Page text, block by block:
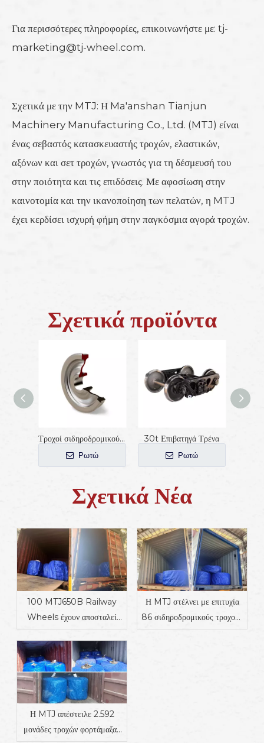
Για περισσότερες πληροφορίες, επικοινωνήστε με: tj-
marketing@tj-wheel.com.
Σχετικά με την MTJ: Η Ma'anshan Tianjun
Machinery Manufacturing Co., Ltd. (MTJ) είναι
ένας σεβαστός κατασκευαστής τροχών, ελαστικών,
αξόνων και σετ τροχών, γνωστός για τη δέσμευσή του
στην ποιότητα και τις επιδόσεις. Με αφοσίωση στην
καινοτομία και την ικανοποίηση των πελατών, η MTJ
έχει κερδίσει ισχυρή φήμη στην παγκόσμια αγορά τροχών.
Σχετικά προϊόντα
Τροχοί σιδηροδρομικού βαγονιού ER7 840 mm
Ρωτώ
30t Επιβατηγά Τρένα
Ρωτώ
Σχετικά Νέα
100 MTJ650B Railway
Wheels έχουν αποσταλεί
Η MTJ στέλνει με επιτυχία
86 σιδηροδρομικούς τροχούς
Η MTJ απέστειλε 2.592
μονάδες τροχών φορτάμαξας